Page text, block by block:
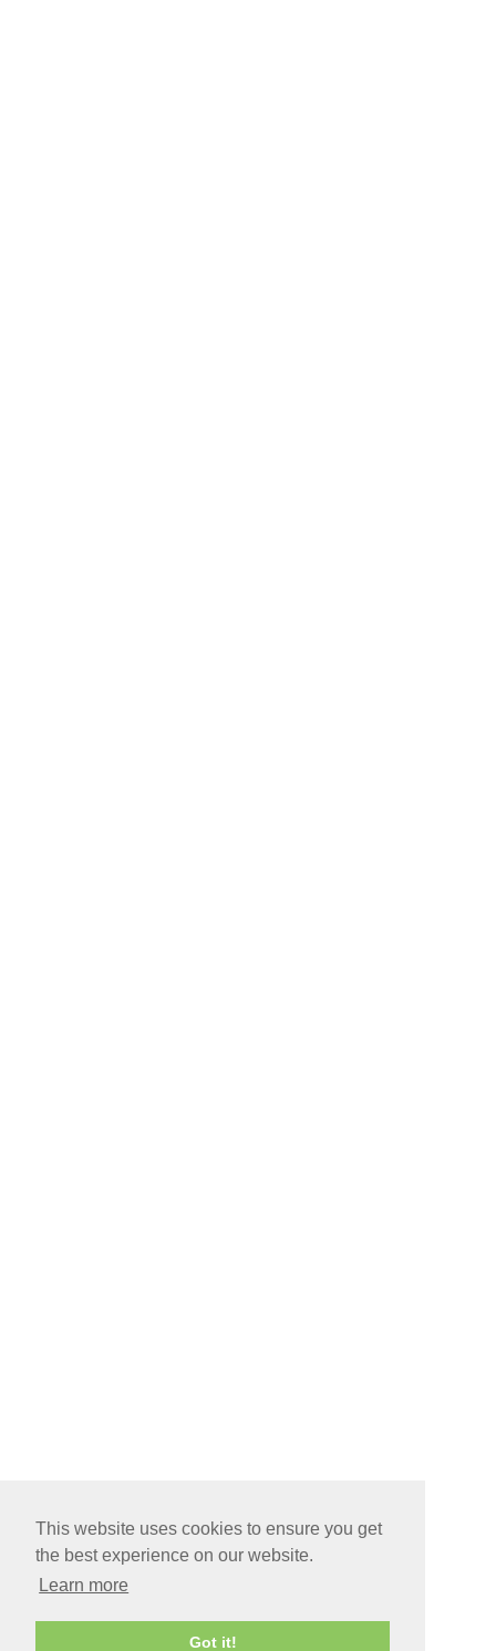
This website uses cookies to ensure you get
the best experience on our website.
Learn more
Got it!